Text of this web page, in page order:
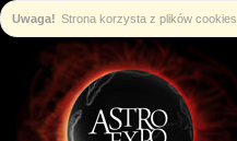
Uwaga! Strona korzysta z plików